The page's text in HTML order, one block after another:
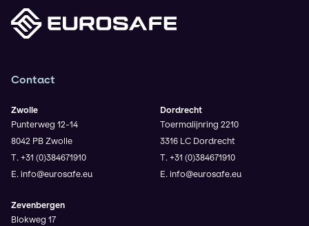
Contact
Zwolle
Punterweg 12-14
8042 PB Zwolle
T. +31 (0)384671910
E. info@eurosafe.eu
Zevenbergen
Blokweg 17
Dordrecht
Toermalijnring 2210
3316 LC Dordrecht
T. +31 (0)384671910
E. info@eurosafe.eu